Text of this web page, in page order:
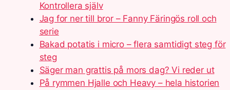
Kontrollera själv
Jag for ner till bror – Fanny Färingös roll och
serie
Bakad potatis i micro – flera samtidigt steg för
steg
Säger man grattis på mors dag? Vi reder ut
På rymmen Hjalle och Heavy – hela historien